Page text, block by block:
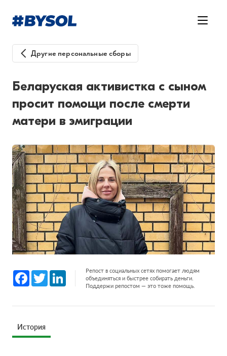
Другие персональные сборы
Беларуская активистка с сыном
просит помощи после смерти
матери в эмиграции
Facebook
Twitter LinkedInРепост в социальных сетях помогает людям
объединяться и быстрее собирать деньги.
Поддержи репостом — это тоже помощь.
История